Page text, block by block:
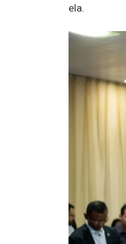
ela.